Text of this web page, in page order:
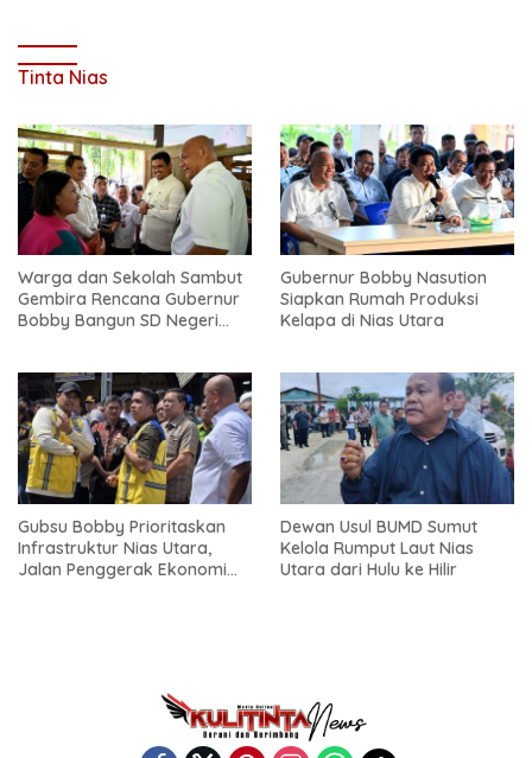
Tinta Nias
Warga dan Sekolah Sambut
Gembira Rencana Gubernur
Bobby Bangun SD Negeri
Gubernur Bobby Nasution
Siapkan Rumah Produksi
Kelapa di Nias Utara
Gubsu Bobby Prioritaskan
Infrastruktur Nias Utara,
Jalan Penggerak Ekonomi
Dewan Usul BUMD Sumut
Kelola Rumput Laut Nias
Utara dari Hulu ke Hilir